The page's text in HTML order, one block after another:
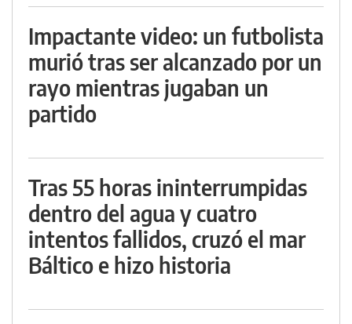
Impactante video: un futbolista
murió tras ser alcanzado por un
rayo mientras jugaban un
partido
Tras 55 horas ininterrumpidas
dentro del agua y cuatro
intentos fallidos, cruzó el mar
Báltico e hizo historia